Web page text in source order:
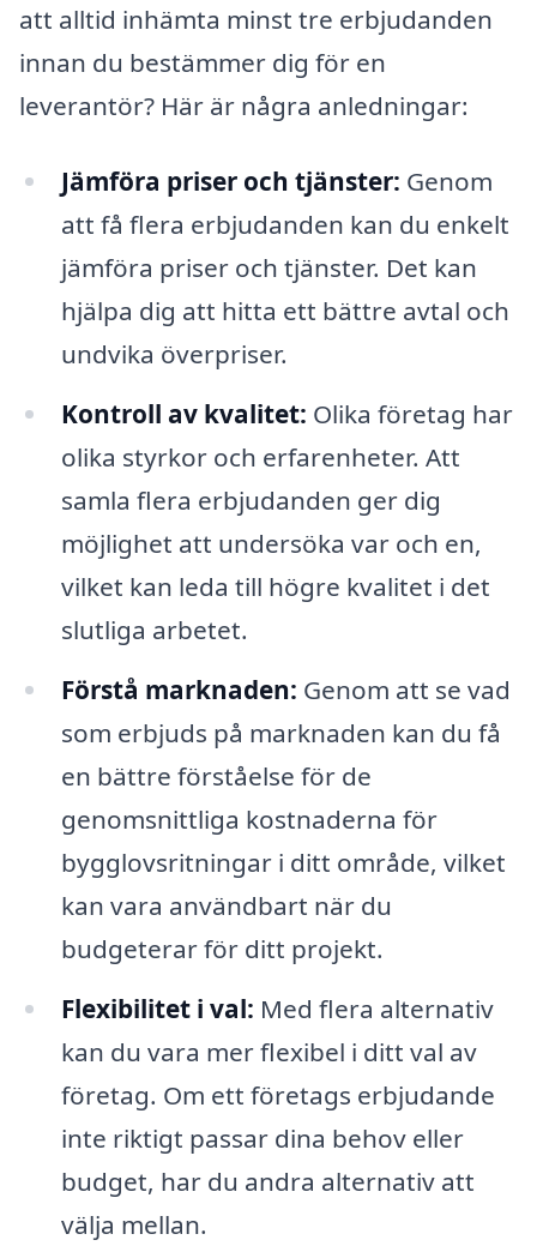
att alltid inhämta minst tre erbjudanden
innan du bestämmer dig för en
leverantör? Här är några anledningar:
Jämföra priser och tjänster: Genom
att få flera erbjudanden kan du enkelt
jämföra priser och tjänster. Det kan
hjälpa dig att hitta ett bättre avtal och
undvika överpriser.
Kontroll av kvalitet: Olika företag har
olika styrkor och erfarenheter. Att
samla flera erbjudanden ger dig
möjlighet att undersöka var och en,
vilket kan leda till högre kvalitet i det
slutliga arbetet.
Förstå marknaden: Genom att se vad
som erbjuds på marknaden kan du få
en bättre förståelse för de
genomsnittliga kostnaderna för
bygglovsritningar i ditt område, vilket
kan vara användbart när du
budgeterar för ditt projekt.
Flexibilitet i val: Med flera alternativ
kan du vara mer flexibel i ditt val av
företag. Om ett företags erbjudande
inte riktigt passar dina behov eller
budget, har du andra alternativ att
välja mellan.